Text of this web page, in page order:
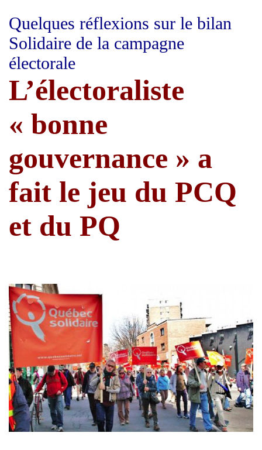
Quelques réflexions sur le bilan
Solidaire de la campagne
électorale
L’électoraliste
« bonne
gouvernance » a
fait le jeu du PCQ
et du PQ